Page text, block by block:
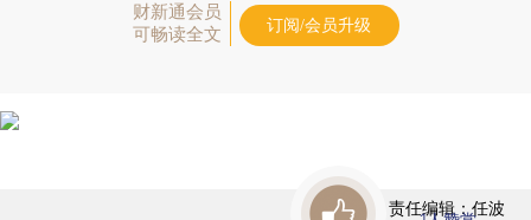
财新通会员
可畅读全文
订阅/会员升级
责任编辑：任波